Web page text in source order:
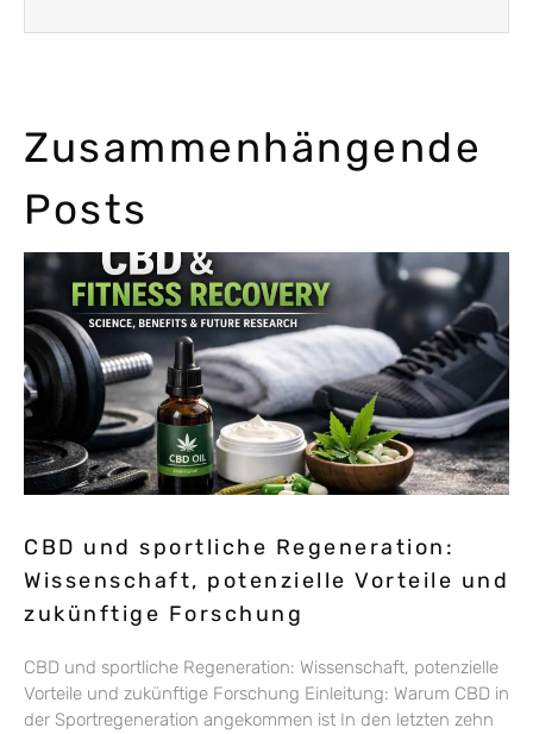
Zusammenhängende
Posts
CBD und sportliche Regeneration:
Wissenschaft, potenzielle Vorteile und
zukünftige Forschung
CBD und sportliche Regeneration: Wissenschaft, potenzielle
Vorteile und zukünftige Forschung Einleitung: Warum CBD in
der Sportregeneration angekommen ist In den letzten zehn